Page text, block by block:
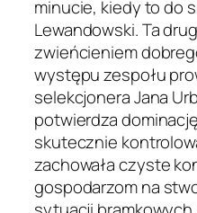
minucie, kiedy to do
Lewandowski. Ta
zwieńcieniem
występu zespołu
selekcjonera Jana
potwierdza
skutecznie
zachowała czyste
gospodarzom na